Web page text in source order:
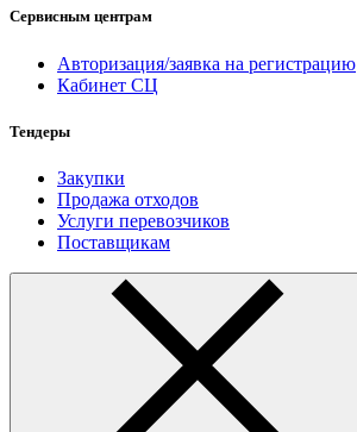
Сервисным центрам
Авторизация/заявка на регистрацию
Кабинет СЦ
Тендеры
Закупки
Продажа отходов
Услуги перевозчиков
Поставщикам